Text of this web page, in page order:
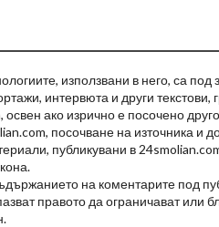
използвани в него, са под
интервюта и други
ако изрично е посочено
посочване на източника и
публикувани в
на коментарите под
правото да ограничават или